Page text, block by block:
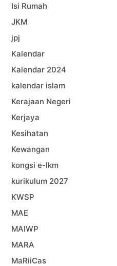
Isi Rumah
JKM
jpj
Kalendar
Kalendar 2024
kalendar islam
Kerajaan Negeri
Kerjaya
Kesihatan
Kewangan
kongsi e-lkm
kurikulum 2027
KWSP
MAE
MAIWP
MARA
MaRiiCas